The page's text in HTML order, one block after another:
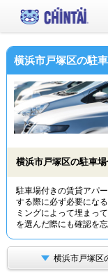
横浜市戸塚区の駐
横浜市戸塚区の駐車
駐車場付きの賃貸アパ
する際に必ず必要にな
ミングによって埋まっ
を選んだ際にも確認を忘
横浜市戸塚区